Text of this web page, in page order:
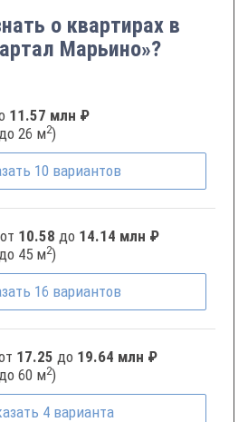
о квартирах в
Марьино»?
11.57 млн ₽
26 м2)
10 вариантов
от 10.58 до 14.14 млн ₽
45 м2)
16 вариантов
17.25 до 19.64 млн ₽
60 м2)
4 варианта